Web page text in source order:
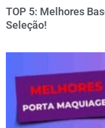
TOP 5: Melhores
Seleção!